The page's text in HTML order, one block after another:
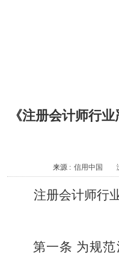
《注册会计师行
来源 : 信用中国
注册会计师行
第一条 为规